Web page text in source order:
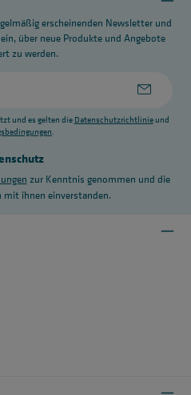
erscheinenden Newsletter und
über neue Produkte und Angebote
zu werden.
und es gelten die Datenschutzrichtlinieund
.
zur Kenntnis genommen und die
mit ihnen einverstanden.